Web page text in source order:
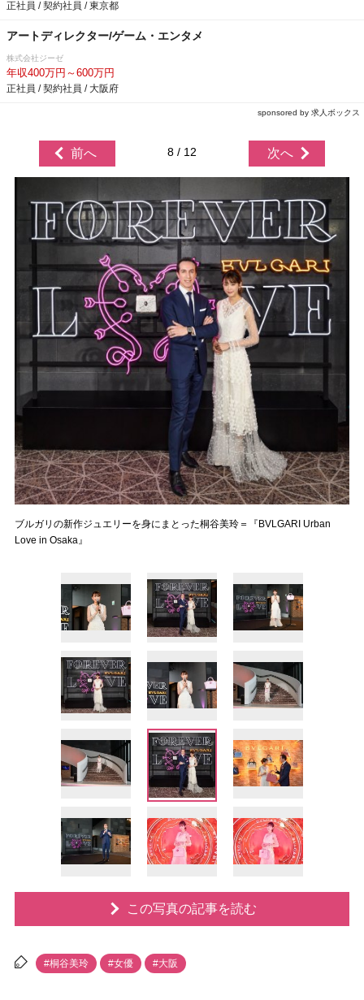
正社員 / 契約社員 / 東京都
アートディレクター/ゲーム・エンタメ
株式会社ジーゼ
年収400万円～600万円
正社員 / 契約社員 / 大阪府
sponsored by 求人ボックス
前へ 8 / 12 次へ
ブルガリの新作ジュエリーを身にまとった桐谷美玲＝『BVLGARI Urban
Love in Osaka』
この写真の記事を読む
#桐谷美玲 #女優 #大阪